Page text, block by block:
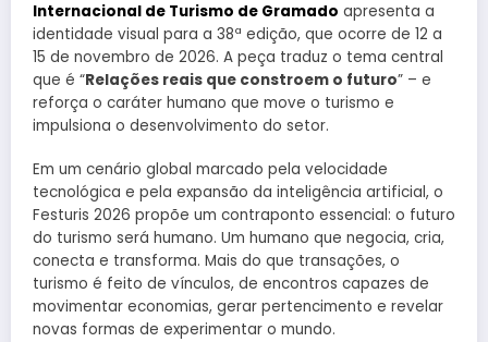
Internacional de Turismo de Gramado apresenta a
identidade visual para a 38ª edição, que ocorre de 12 a
15 de novembro de 2026. A peça traduz o tema central
que é “Relações reais que constroem o futuro” – e
reforça o caráter humano que move o turismo e
impulsiona o desenvolvimento do setor.
Em um cenário global marcado pela velocidade
tecnológica e pela expansão da inteligência artificial, o
Festuris 2026 propõe um contraponto essencial: o futuro
do turismo será humano. Um humano que negocia, cria,
conecta e transforma. Mais do que transações, o
turismo é feito de vínculos, de encontros capazes de
movimentar economias, gerar pertencimento e revelar
novas formas de experimentar o mundo.